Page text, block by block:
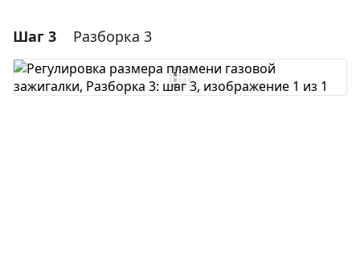
Добавить комментарий
Добавить комментарий
Шаг 3 Разборка 3